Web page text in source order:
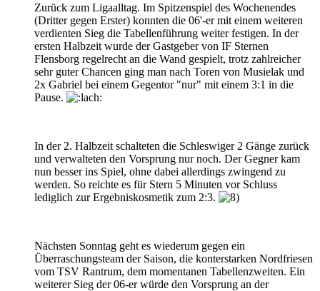
Zurück zum Ligaalltag. Im Spitzenspiel des Wochenendes
(Dritter gegen Erster) konnten die 06'-er mit einem weiteren
verdienten Sieg die Tabellenführung weiter festigen. In der
ersten Halbzeit wurde der Gastgeber von IF Sternen
Flensborg regelrecht an die Wand gespielt, trotz zahlreicher
sehr guter Chancen ging man nach Toren von Musielak und
2x Gabriel bei einem Gegentor "nur" mit einem 3:1 in die
Pause.
In der 2. Halbzeit schalteten die Schleswiger 2 Gänge zurück
und verwalteten den Vorsprung nur noch. Der Gegner kam
nun besser ins Spiel, ohne dabei allerdings zwingend zu
werden. So reichte es für Stern 5 Minuten vor Schluss
lediglich zur Ergebniskosmetik zum 2:3.
Nächsten Sonntag geht es wiederum gegen ein
Überraschungsteam der Saison, die konterstarken Nordfriesen
vom TSV Rantrum, dem momentanen Tabellenzweiten. Ein
weiterer Sieg der 06-er würde den Vorsprung an der